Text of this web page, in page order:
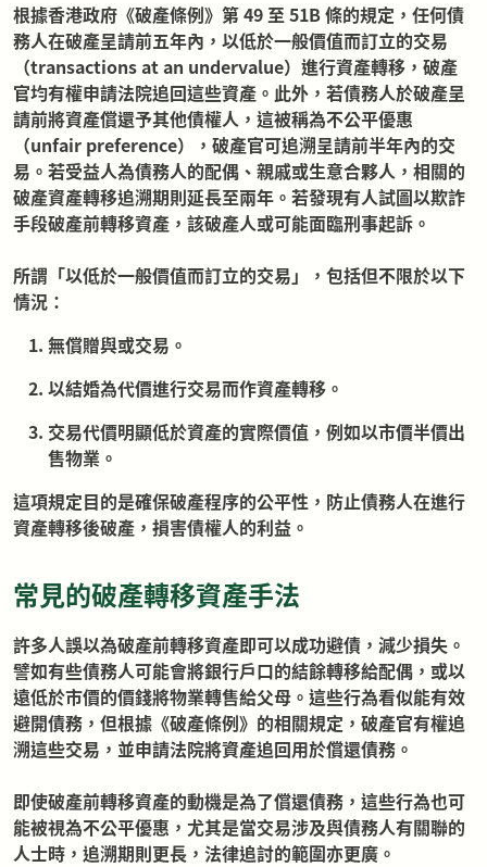
根據香港政府《破產條例》第 49 至 51B 條的規定，任何債
務人在破產呈請前五年內，以低於一般價值而訂立的交易
（transactions at an undervalue）進行資產轉移，破產
官均有權申請法院追回這些資產。此外，若債務人於破產呈
請前將資產償還予其他債權人，這被稱為不公平優惠
（unfair preference），破產官可追溯呈請前半年內的交
易。若受益人為債務人的配偶、親戚或生意合夥人，相關的
破產資產轉移追溯期則延長至兩年。若發現有人試圖以欺詐
手段破產前轉移資產，該破產人或可能面臨刑事起訴。
所謂「以低於一般價值而訂立的交易」，包括但不限於以下
情況：
無償贈與或交易。
以結婚為代價進行交易而作資產轉移。
交易代價明顯低於資產的實際價值，例如以市價半價出
售物業。
這項規定目的是確保破產程序的公平性，防止債務人在進行
資產轉移後破產，損害債權人的利益。
常見的破產轉移資產手法
許多人誤以為破產前轉移資產即可以成功避債，減少損失。
譬如有些債務人可能會將銀行戶口的結餘轉移給配偶，或以
遠低於市價的價錢將物業轉售給父母。這些行為看似能有效
避開債務，但根據《破產條例》的相關規定，破產官有權追
溯這些交易，並申請法院將資產追回用於償還債務。
即使破產前轉移資產的動機是為了償還債務，這些行為也可
能被視為不公平優惠，尤其是當交易涉及與債務人有關聯的
人士時，追溯期則更長，法律追討的範圍亦更廣。